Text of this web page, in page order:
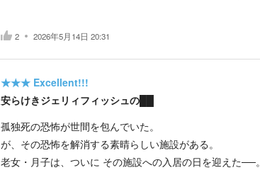
2 2026年5月14日 20:31
★★★ Excellent!!!
安らけきジェリィフィッシュの██
孤独死の恐怖が世間を包んでいた。
が、その恐怖を解消する素晴らしい施設がある。
老女・月子は、ついに その施設への入居の日を迎えた──。